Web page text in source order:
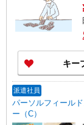
キー
派遣社員
パーソルフィール
ー（C）